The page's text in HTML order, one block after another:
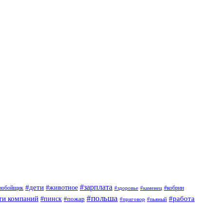
#дети #животное #зарплата #здоровье #каменец #кобрин
компаний #пинск #пожар #польша #приговор #пьяный #работа